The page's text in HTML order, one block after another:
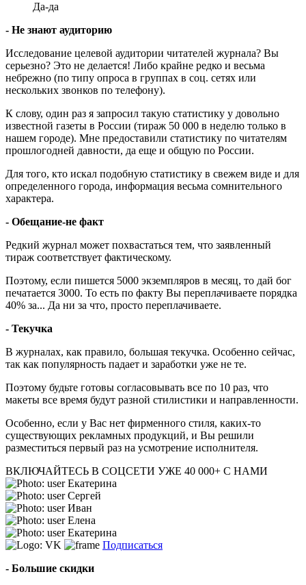
Да-да
- Не знают аудиторию
Исследование целевой аудитории читателей журнала? Вы
серьезно? Это не делается! Либо крайне редко и весьма
небрежно (по типу опроса в группах в соц. сетях или
нескольких звонков по телефону).
К слову, один раз я запросил такую статистику у довольно
известной газеты в России (тираж 50 000 в неделю только в
нашем городе). Мне предоставили статистику по читателям
прошлогодней давности, да еще и общую по России.
Для того, кто искал подобную статистику в свежем виде и для
определенного города, информация весьма сомнительного
характера.
- Обещание-не факт
Редкий журнал может похвастаться тем, что заявленный
тираж соответствует фактическому.
Поэтому, если пишется 5000 экземпляров в месяц, то дай бог
печатается 3000. То есть по факту Вы переплачиваете порядка
40% за... Да ни за что, просто переплачиваете.
- Текучка
В журналах, как правило, большая текучка. Особенно сейчас,
так как популярность падает и заработки уже не те.
Поэтому будьте готовы согласовывать все по 10 раз, что
макеты все время будут разной стилистики и направленности.
Особенно, если у Вас нет фирменного стиля, каких-то
существующих рекламных продукций, и Вы решили
разместиться первый раз на усмотрение исполнителя.
ВКЛЮЧАЙТЕСЬ В СОЦСЕТИ УЖЕ 40 000+ С НАМИ
Екатерина
Сергей
Иван
Елена
Екатерина
Подписаться
- Большие скидки